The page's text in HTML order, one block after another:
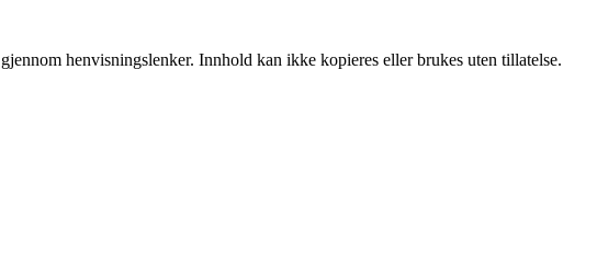
henvisningslenker. Innhold kan ikke kopieres eller brukes uten tillatelse.